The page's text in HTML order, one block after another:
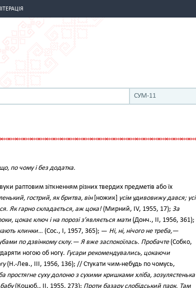
СУМ-11
по чому і без додатка.
раптовим зіткненням різних твердих предметів або їх
гострий, як бритва, він[ножик] усім удивовижу дався; усі
Як гарно складається, аж цока!(Мирний, IV, 1955, 17); За
цокає ключ і на порозі з’являється мати (Донч., II, 1956, 361);
клинки… (Сос., І, 1957, 365); — Ні, ні, нічого не треба,—
по дзвінкому склу.— Я вже заспокоїлась. Пробачте(Собко,
ногою об ногу. Гусари рекомендувались, цокаючи
(Н.-Лев., III, 1956, 136); // Стукати чим-небудь по чомусь,
простягне суху долоню з сухими кришками хліба, зозулястенька
(Коцюб., II, 1955, 273); Проти базару слобідський парк. Там